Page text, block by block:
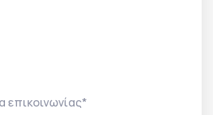
επικοινωνίας*